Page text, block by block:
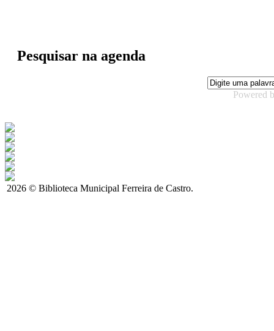
Pesquisar na agenda
Powered
2026 © Biblioteca Municipal Ferreira de Castro.